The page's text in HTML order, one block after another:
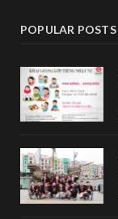
POPULAR POSTS